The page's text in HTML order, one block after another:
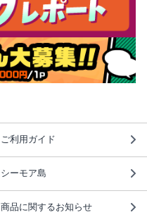
ご利用ガイド
シーモア島
商品に関するお知らせ